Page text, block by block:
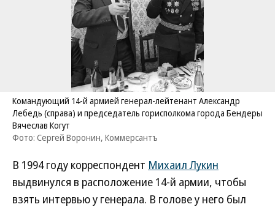
Командующий 14-й армией генерал-лейтенант Александр
Лебедь (справа) и председатель горисполкома города Бендеры
Вячеслав Когут
Фото: Сергей Воронин, Коммерсантъ
В 1994 году корреспондент Михаил Лукин
выдвинулся в расположение 14-й армии, чтобы
взять интервью у генерала. В голове у него был